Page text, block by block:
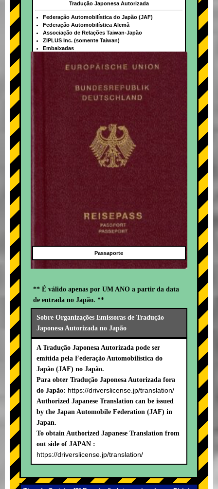
+
Tradução Japonesa Autorizada
Federação Automobilística do Japão (JAF)
Federação Automobilística Alemã
Associação de Relações Taiwan-Japão
ZIPLUS Inc. (somente Taiwan)
Embaixadas
Passaporte
** É válido apenas por UM ANO a partir da data
de entrada no Japão. **
Sobre Organizações Emissoras de Tradução
Japonesa Autorizada no Japão
A Tradução Japonesa Autorizada pode ser
emitida pela Federação Automobilística do
Japão (JAF) no Japão.
Para obter Tradução Japonesa Autorizada fora
do Japão: https://driverslicense.jp/translation/
Authorized Japanese Translation can be issued
by the Japan Automobile Federation (JAF) in
Japan.
To obtain Authorized Japanese Translation from
out side of JAPAN :
https://driverslicense.jp/translation/